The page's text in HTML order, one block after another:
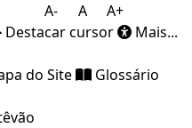
A- A A+
Destacar cursor
Mais...
do Site Glossário